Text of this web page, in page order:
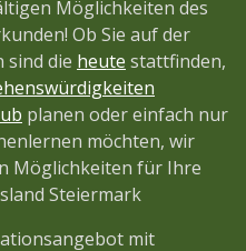
Möglichkeiten des
Ob Sie auf der
sind die heute stattfinden,
planen oder einfach nur
möchten, wir
Möglichkeiten für Ihre
Steiermark
mit